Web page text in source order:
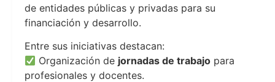
de entidades públicas y privadas para su
financiación y desarrollo.
Entre sus iniciativas destacan:
Organización de jornadas de trabajo para
profesionales y docentes.